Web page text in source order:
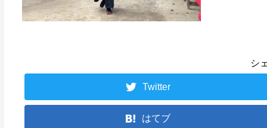
シ
Twitter
はてブ